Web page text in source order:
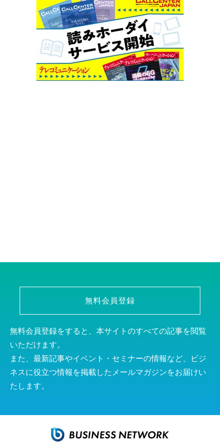
無料会員登録
無料会員登録をすると、本サイトのすべての記事を閲覧
いただけます。
また、最新記事やイベント・セミナーの情報など、ビジ
ネスに役立つ情報を掲載したメールマガジンをお届けい
たします。